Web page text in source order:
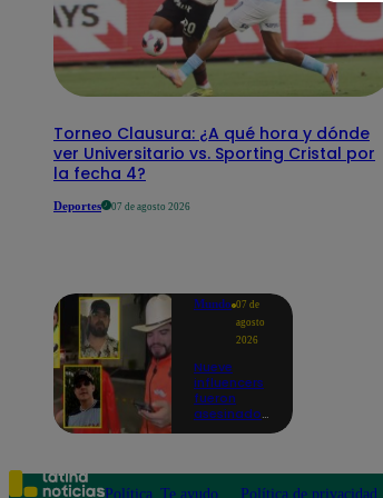
Torneo Clausura: ¿A qué hora y dónde
ver Universitario vs. Sporting Cristal por
la fecha 4?
Deportes 07 de agosto 2026
Mundo 07 de
agosto
2026
Nueve
influencers
fueron
asesinados
el Cártel de
Sinaloa
Política Te ayudo Política de privacidad